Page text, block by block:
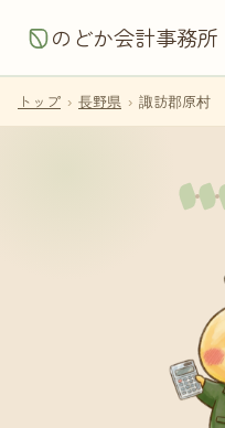
のどか会計事務所
トップ › 長野県 › 諏訪郡原村